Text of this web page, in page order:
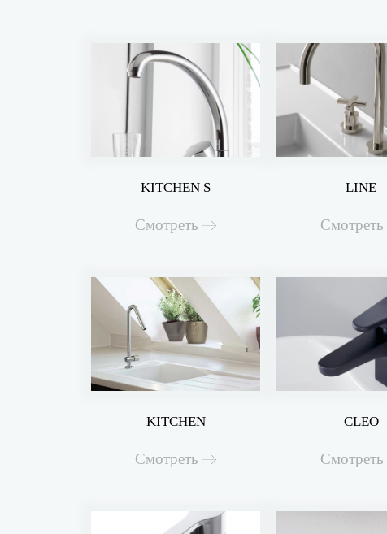
KITCHEN S
Смотреть
LINE
Смотреть
KITCHEN
Смотреть
CLEO
Смотреть